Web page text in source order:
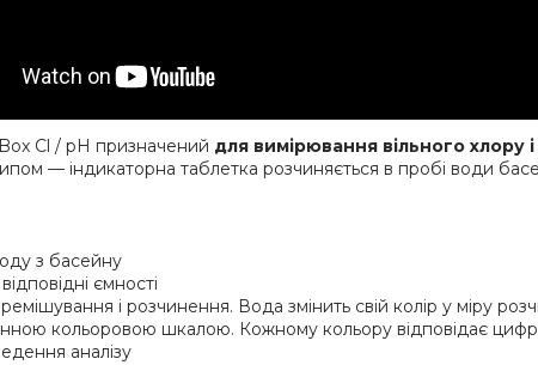
Cl / pH призначений для вимірювання вільного хлору
— індикаторна таблетка розчиняється в пробі води
з басейну
ємності
і розчинення. Вода змінить свій колір у міру
кольоровою шкалою. Кожному кольору відповідає
аналізу